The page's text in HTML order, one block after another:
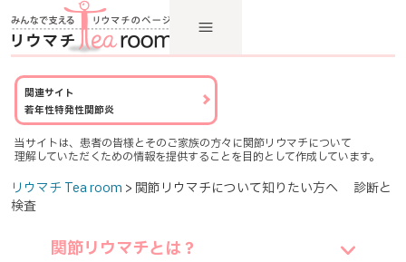
関連サイト
若年性特発性関節炎
当サイトは、患者の皆様とそのご家族の方々に関節リウマチについて
理解していただくための情報を提供することを目的として作成しています。
リウマチ Tea room > 関節リウマチについて知りたい方へ 診断と
検査
関節リウマチとは？